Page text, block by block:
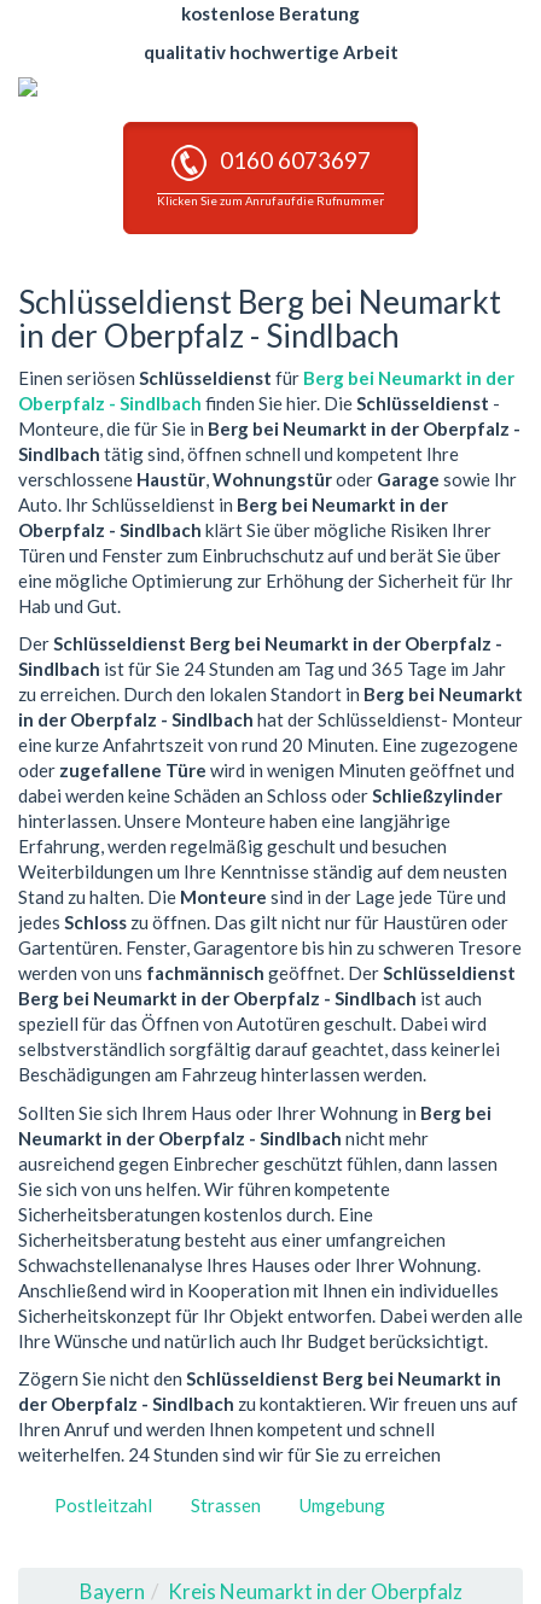
kostenlose Beratung
qualitativ hochwertige Arbeit
0160 6073697
Klicken Sie zum Anruf auf die Rufnummer
Schlüsseldienst Berg bei Neumarkt
in der Oberpfalz - Sindlbach
Einen seriösen Schlüsseldienst für Berg bei Neumarkt in der
Oberpfalz - Sindlbach finden Sie hier. DieSchlüsseldienst -
Monteure, die für Sie in Berg bei Neumarkt in der Oberpfalz -
Sindlbach tätig sind, öffnen schnell und kompetent Ihre
verschlossene Haustür,Wohnungstüroder Garage sowie Ihr
Auto. Ihr Schlüsseldienst in Berg bei Neumarkt in der
Oberpfalz - Sindlbach klärt Sie über mögliche Risiken Ihrer
Türen und Fenster zum Einbruchschutz auf und berät Sie über
eine mögliche Optimierung zur Erhöhung der Sicherheit für Ihr
Hab und Gut.
DerSchlüsseldienst Berg bei Neumarkt in der Oberpfalz -
Sindlbach ist für Sie 24 Stunden am Tag und 365 Tage im Jahr
zu erreichen. Durch den lokalen Standort in Berg bei Neumarkt
in der Oberpfalz - Sindlbach hat der Schlüsseldienst- Monteur
eine kurze Anfahrtszeit von rund 20 Minuten. Eine zugezogene
oder zugefallene Türe wird in wenigen Minuten geöffnet und
dabei werden keine Schäden an Schloss oderSchließzylinder
hinterlassen. Unsere Monteure haben eine langjährige
Erfahrung, werden regelmäßig geschult und besuchen
Weiterbildungen um Ihre Kenntnisse ständig auf dem neusten
Stand zu halten. Die Monteure sind in der Lage jede Türe und
jedes Schloss zu öffnen. Das gilt nicht nur für Haustüren oder
Gartentüren. Fenster, Garagentore bis hin zu schweren Tresore
werden von uns fachmännisch geöffnet. DerSchlüsseldienst
Berg bei Neumarkt in der Oberpfalz - Sindlbach ist auch
speziell für das Öffnen von Autotüren geschult. Dabei wird
selbstverständlich sorgfältig darauf geachtet, dass keinerlei
Beschädigungen am Fahrzeug hinterlassen werden.
Sollten Sie sich Ihrem Haus oder Ihrer Wohnung in Berg bei
Neumarkt in der Oberpfalz - Sindlbach nicht mehr
ausreichend gegen Einbrecher geschützt fühlen, dann lassen
Sie sich von uns helfen. Wir führen kompetente
Sicherheitsberatungen kostenlos durch. Eine
Sicherheitsberatung besteht aus einer umfangreichen
Schwachstellenanalyse Ihres Hauses oder Ihrer Wohnung.
Anschließend wird in Kooperation mit Ihnen ein individuelles
Sicherheitskonzept für Ihr Objekt entworfen. Dabei werden alle
Ihre Wünsche und natürlich auch Ihr Budget berücksichtigt.
Zögern Sie nicht den Schlüsseldienst Berg bei Neumarkt in
der Oberpfalz - Sindlbach zu kontaktieren. Wir freuen uns auf
Ihren Anruf und werden Ihnen kompetent und schnell
weiterhelfen. 24 Stunden sind wir für Sie zu erreichen
Postleitzahl Strassen Umgebung
Bayern Kreis Neumarkt in der Oberpfalz